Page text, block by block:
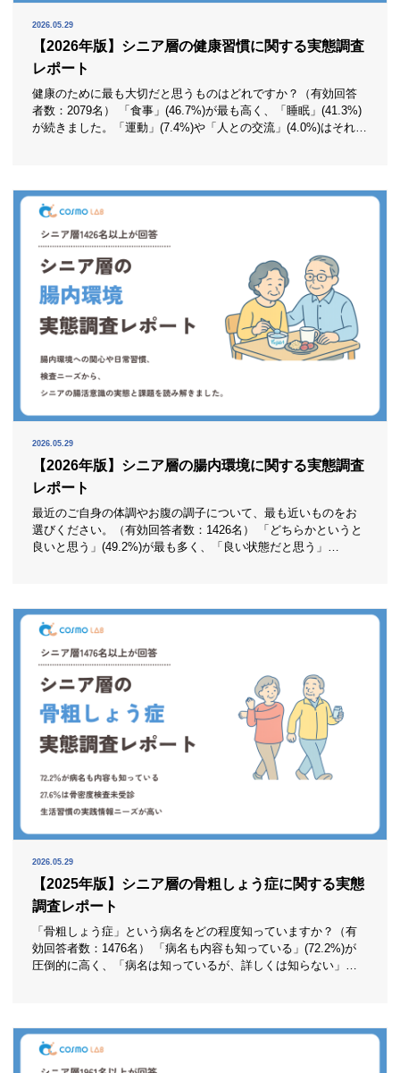
2026.05.29
【2026年版】シニア層の健康習慣に関する実態調査
レポート
健康のために最も大切だと思うものはどれですか？（有効回答
者数：2079名） 「食事」(46.7%)が最も高く、「睡眠」(41.3%)
が続きました。「運動」(7.4%)や「人との交流」(4.0%)はそれよ
っているようです。特に食べ
2026.05.29
【2026年版】シニア層の腸内環境に関する実態調査
レポート
最近のご自身の体調やお腹の調子について、最も近いものをお
選びください。（有効回答者数：1426名） 「どちらかというと
良いと思う」(49.2%)が最も多く、「良い状態だと思う」
層の多くは深刻な不調を強く自
2026.05.29
【2025年版】シニア層の骨粗しょう症に関する実態
調査レポート
「骨粗しょう症」という病名をどの程度知っていますか？（有
効回答者数：1476名） 「病名も内容も知っている」(72.2%)が
圧倒的に高く、「病名は知っているが、詳しくは知らない」
ク管理できていることは別問題で